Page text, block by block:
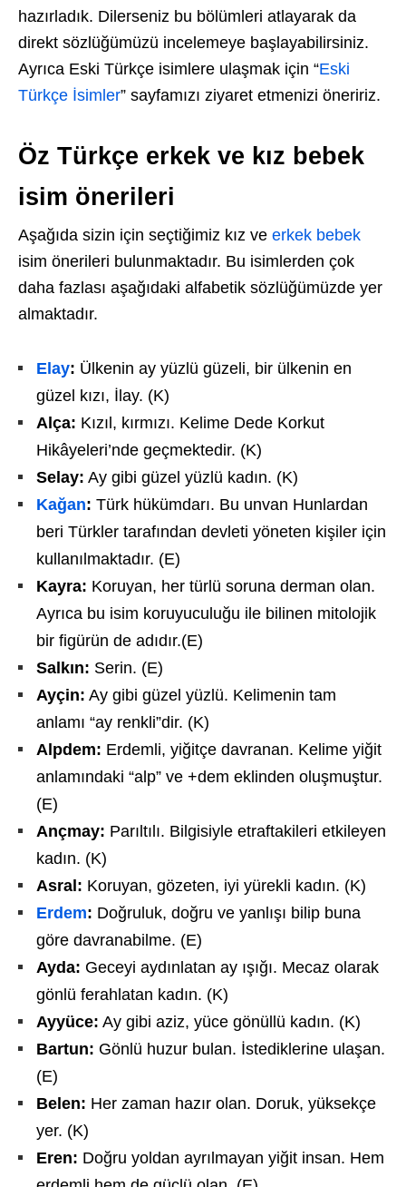
hazırladık. Dilerseniz bu bölümleri atlayarak da
direkt sözlüğümüzü incelemeye başlayabilirsiniz.
Ayrıca Eski Türkçe isimlere ulaşmak için “Eski
Türkçe İsimler” sayfamızı ziyaret etmenizi öneririz.
Öz Türkçe erkek ve kız bebek
isim önerileri
Aşağıda sizin için seçtiğimiz kız ve erkek bebek
isim önerileri bulunmaktadır. Bu isimlerden çok
daha fazlası aşağıdaki alfabetik sözlüğümüzde yer
almaktadır.
Elay: Ülkenin ay yüzlü güzeli, bir ülkenin en
güzel kızı, İlay. (K)
Alça: Kızıl, kırmızı. Kelime Dede Korkut
Hikâyeleri’nde geçmektedir. (K)
Selay: Ay gibi güzel yüzlü kadın. (K)
Kağan: Türk hükümdarı. Bu unvan Hunlardan
beri Türkler tarafından devleti yöneten kişiler için
kullanılmaktadır. (E)
Kayra: Koruyan, her türlü soruna derman olan.
Ayrıca bu isim koruyuculuğu ile bilinen mitolojik
bir figürün de adıdır.(E)
Salkın: Serin. (E)
Ayçin: Ay gibi güzel yüzlü. Kelimenin tam
anlamı “ay renkli”dir. (K)
Alpdem: Erdemli, yiğitçe davranan. Kelime yiğit
anlamındaki “alp” ve +dem eklinden oluşmuştur.
(E)
Ançmay: Parıltılı. Bilgisiyle etraftakileri etkileyen
kadın. (K)
Asral: Koruyan, gözeten, iyi yürekli kadın. (K)
Erdem: Doğruluk, doğru ve yanlışı bilip buna
göre davranabilme. (E)
Ayda: Geceyi aydınlatan ay ışığı. Mecaz olarak
gönlü ferahlatan kadın. (K)
Ayyüce: Ay gibi aziz, yüce gönüllü kadın. (K)
Bartun: Gönlü huzur bulan. İstediklerine ulaşan.
(E)
Belen: Her zaman hazır olan. Doruk, yüksekçe
yer. (K)
Eren: Doğru yoldan ayrılmayan yiğit insan. Hem